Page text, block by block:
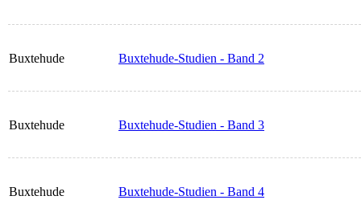
Buxtehude Buxtehude-Studien - Band 2
Buxtehude Buxtehude-Studien - Band 3
Buxtehude Buxtehude-Studien - Band 4